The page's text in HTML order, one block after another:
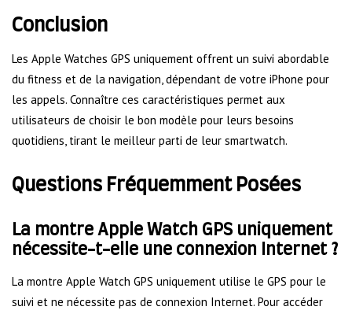
Conclusion
Les Apple Watches GPS uniquement offrent un suivi abordable
du fitness et de la navigation, dépendant de votre iPhone pour
les appels. Connaître ces caractéristiques permet aux
utilisateurs de choisir le bon modèle pour leurs besoins
quotidiens, tirant le meilleur parti de leur smartwatch.
Questions Fréquemment Posées
La montre Apple Watch GPS uniquement
nécessite-t-elle une connexion Internet ?
La montre Apple Watch GPS uniquement utilise le GPS pour le
suivi et ne nécessite pas de connexion Internet. Pour accéder